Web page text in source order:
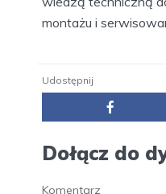
montażu i
Udostępnij
Dołącz do
Komentarz